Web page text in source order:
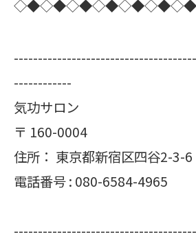
------------
気功サロン
〒 160-0004
住所： 東京都新宿区四谷2-3-
電話番号 : 080-6584-4965